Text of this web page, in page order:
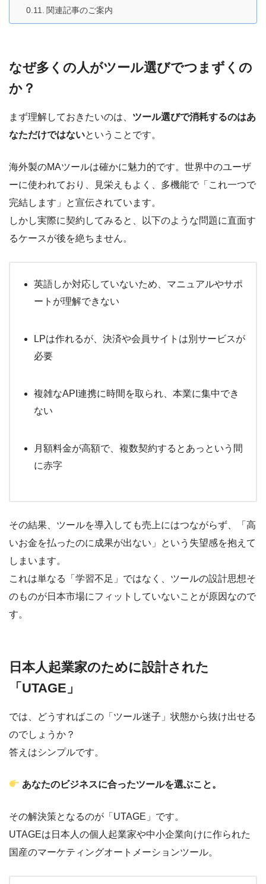
関連記事のご案内
なぜ多くの人がツール選びでつまずくの
か？
まず理解しておきたいのは、 ツール選びで消耗するのはあ
なただけではないということです。
海外製のMAツールは確かに魅力的です。世界中のユーザ
ーに使われており、見栄えもよく、多機能で「これ一つで
完結します」と宣伝されています。
しかし実際に契約してみると、以下のような問題に直面す
るケースが後を絶ちません。
英語しか対応していないため、マニュアルやサポ
ートが理解できない
LPは作れるが、決済や会員サイトは別サービスが
必要
複雑なAPI連携に時間を取られ、本業に集中でき
ない
月額料金が高額で、複数契約するとあっという間
に赤字
その結果、ツールを導入しても売上にはつながらず、「高
いお金を払ったのに成果が出ない」という失望感を抱えて
しまいます。
これは単なる「学習不足」ではなく、ツールの設計思想そ
のものが日本市場にフィットしていないことが原因なので
す。
日本人起業家のために設計された
「UTAGE」
では、どうすればこの「ツール迷子」状態から抜け出せる
のでしょうか？
答えはシンプルです。
あなたのビジネスに合ったツールを選ぶこと。
その解決策となるのが「UTAGE」です。
UTAGEは日本人の個人起業家や中小企業向けに作られた
国産のマーケティングオートメーションツール。